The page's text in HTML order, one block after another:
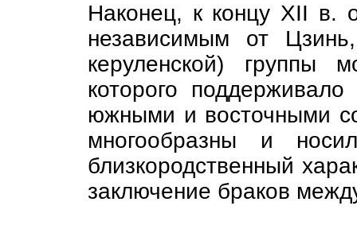
Наконец, к концу XII в.
независимым от
керуленской) группы
которого
южными и восточными
многообразны и
близкородственный
заключение браков